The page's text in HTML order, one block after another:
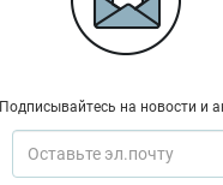
Подписывайтесь на новости и